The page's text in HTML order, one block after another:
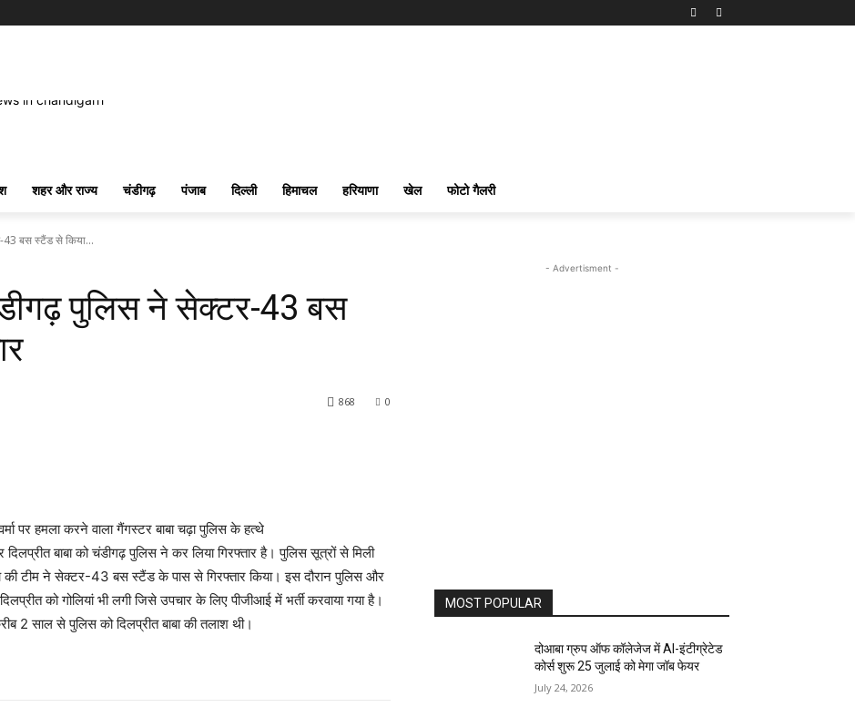
शहर और राज्य चंडीगढ़ पंजाब दिल्ली हिमाचल हरियाणा खेल फोटो गैलरी
43 बस स्टैंड से किया...
पुलिस ने सेक्टर-43 बस
0
868
पर हमला करने वाला गैंगस्टर बाबा चढ़ा पुलिस के हत्थे
बाबा को चंडीगढ़ पुलिस ने कर लिया गिरफ्तार है। पुलिस सूत्रों से मिली
की टीम ने सेक्टर-43 बस स्टैंड के पास से गिरफ्तार किया। इस दौरान पुलिस और
को गोलियां भी लगी जिसे उपचार के लिए पीजीआई में भर्ती करवाया गया है।
2 साल से पुलिस को दिलप्रीत बाबा की तलाश थी।
- Advertisment -
MOST POPULAR
दोआबा ग्रुप ऑफ कॉलेजेज में AI-इंटीग्रेटेड
कोर्स शुरू 25 जुलाई को मेगा जॉब फेयर
July 24, 2026